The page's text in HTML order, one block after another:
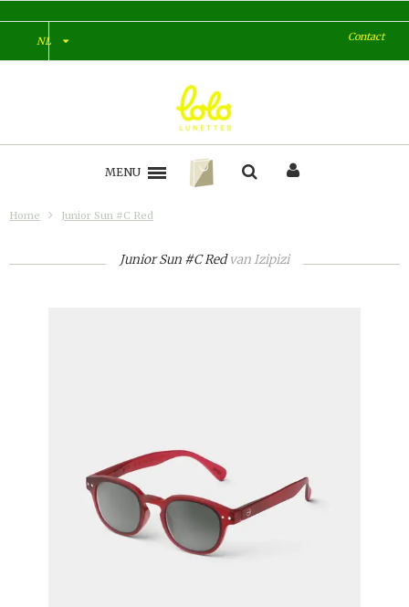
NL Contact
MENU
Home Junior Sun #C Red
Junior Sun #C RedvanIzipizi